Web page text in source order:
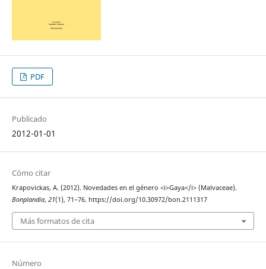
PDF
Publicado
2012-01-01
Cómo citar
Krapovickas, A. (2012). Novedades en el género <i>Gaya</i> (Malvaceae).
Bonplandia, 21(1), 71–76. https://doi.org/10.30972/bon.2111317
Más formatos de cita
Número